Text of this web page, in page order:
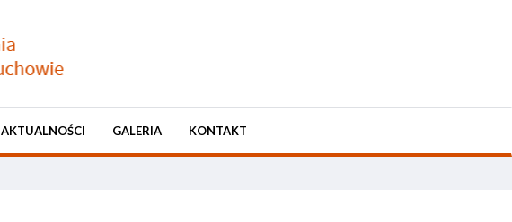
AKTUALNOŚCI GALERIA KONTAKT